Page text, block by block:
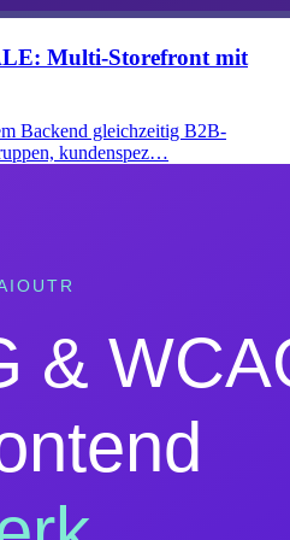
Multi-Storefront mit
Backend gleichzeitig B2B-
kundenspez…